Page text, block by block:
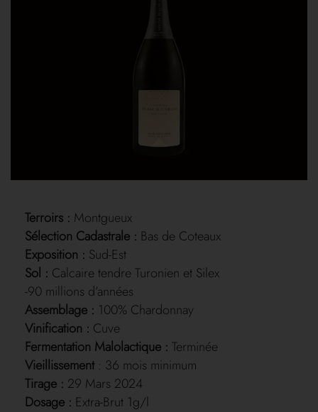
Terroirs : Montgueux
Sélection Cadastrale : Bas de Coteaux
Exposition : Sud-Est
Sol : Calcaire tendre Turonien et Silex
-90 millions d’années
Assemblage : 100% Chardonnay
Vinification : Cuve
Fermentation Malolactique : Terminée
Vieillissement : 36 mois minimum
Tirage : 29 Mars 2024
Dosage : Extra-Brut 1g/l